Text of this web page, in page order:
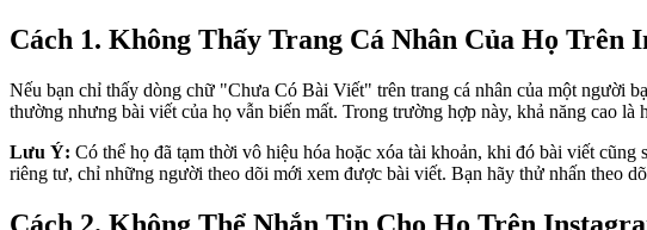
Cách 1. Không Thấy Trang Cá Nhân Của Họ Trên
Nếu bạn chỉ thấy dòng chữ "Chưa Có Bài Viết" trên trang cá nhân của một người
thường nhưng bài viết của họ vẫn biến mất. Trong trường hợp này, khả năng cao là
Lưu Ý: Có thể họ đã tạm thời vô hiệu hóa hoặc xóa tài khoản, khi đó bài viết
riêng tư, chỉ những người theo dõi mới xem được bài viết. Bạn hãy thử nhấn theo
Cách 2. Không Thể Nhắn Tin Cho Họ Trên